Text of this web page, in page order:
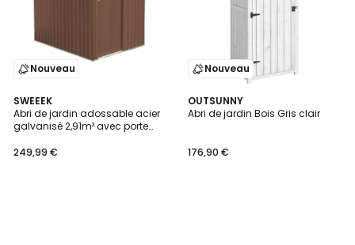
Nouveau
SWEEEK
Abri de jardin adossable acier
galvanisé 2,91m² avec porte
BRAY
249,99 €
Nouveau
OUTSUNNY
Abri de jardin Bois Gris clair
176,90 €